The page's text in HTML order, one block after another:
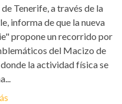
Tenerife, a través de la
informa de que la nueva
propone un recorrido por
del Macizo de
la actividad física se